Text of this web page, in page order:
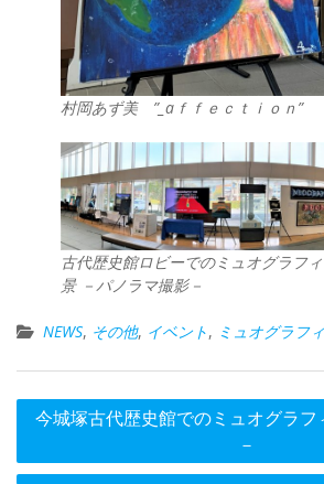
村岡あず美 ”_aｆｆｅｃｔｉｏｎ”
古代歴史館ロビーでのミュオグラフ
景 －パノラマ撮影－
NEWS, その他, イベント, ミュオグラフ
投
ナ
今城塚古代歴史館でのミュオグラフ
－